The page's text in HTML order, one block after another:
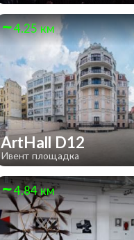
4.25 км
ArtHall D12
Ивент площадка
4.84 км